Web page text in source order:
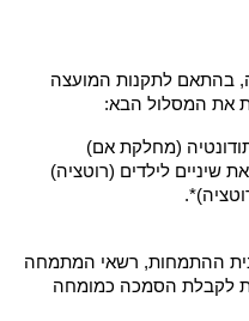
בהתאם לתקנות המועצה
את המסלול הבא:
ההתמחות, רשאי המתמחה
לקבלת הסמכה כמומחה